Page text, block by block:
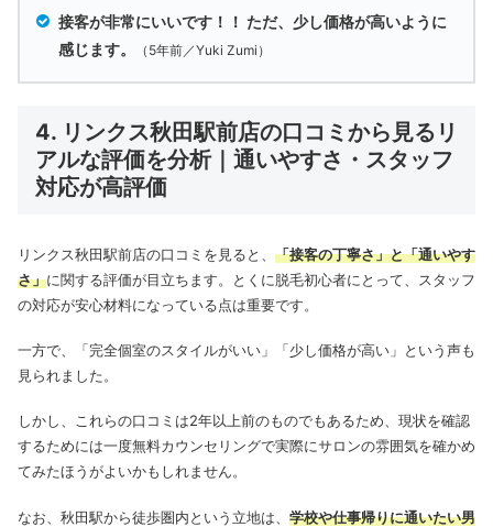
接客が非常にいいです！！ ただ、少し価格が高いように
感じます。
（5年前／Yuki Zumi）
4. リンクス秋田駅前店の口コミから見るリ
アルな評価を分析｜通いやすさ・スタッフ
対応が高評価
リンクス秋田駅前店の口コミを見ると、 「接客の丁寧さ」と「通いやす
さ」に関する評価が目立ちます。
とくに脱毛初心者にとって、スタッフ
の対応が安心材料になっている点は重要です。
一方で、「完全個室のスタイルがいい」「少し価格が高い」という声も
見られました。
しかし、これらの口コミは2年以上前のものでもあるため、現状を確認
するためには一度無料カウンセリングで実際にサロンの雰囲気を確かめ
てみたほうがよいかもしれません。
なお、秋田駅から徒歩圏内という立地は、 学校や仕事帰りに通いたい男